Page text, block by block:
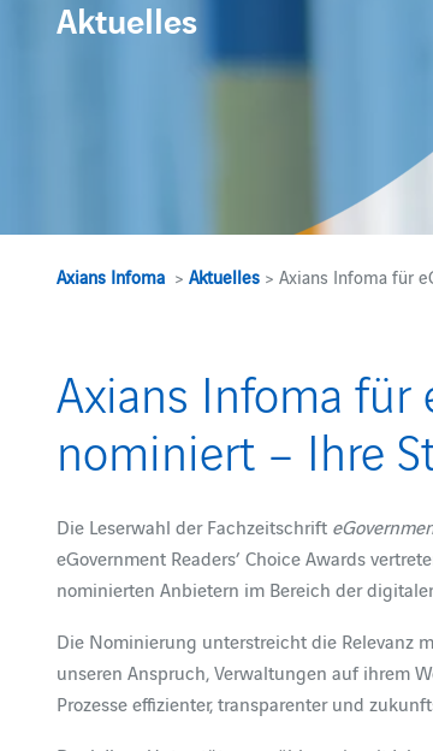
Aktuelles
Axians Infoma >Aktuelles > Axians Infoma für
Axians Infoma für
nominiert – Ihre
Die Leserwahl der Fachzeitschrift
eGovernment Readers’ Choice Awards
nominierten Anbietern im Bereich der
Die Nominierung unterstreicht die Relevanz
unseren Anspruch, Verwaltungen auf ihrem
Prozesse effizienter, transparenter und